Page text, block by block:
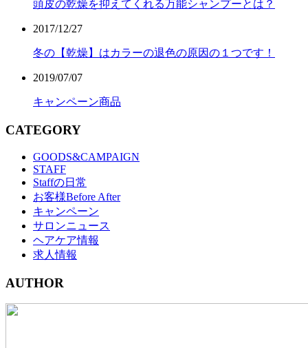
頭皮の乾燥を抑えてくれる万能シャンプーとは？
2017/12/27
冬の【乾燥】はカラーの退色の原因の１つです！
2019/07/07
キャンペーン商品
CATEGORY
GOODS&CAMPAIGN
STAFF
Staffの日常
お客様Before After
キャンペーン
サロンニュース
ヘアケア情報
求人情報
AUTHOR